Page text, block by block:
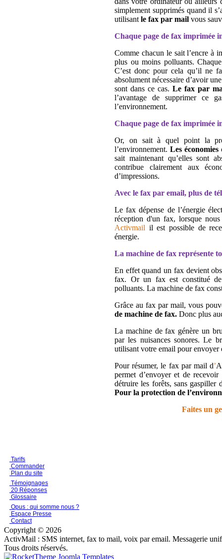
simplement supprimés quand il
utilisant le fax par mail vous
Chaque page de fax imprimée
Comme chacun le sait l’encre à
plus ou moins polluants.
C’est donc pour cela qu’il ne
absolument nécessaire d’avoir
sont dans ce cas. Le fax par
l’avantage de supprimer ce
l’environnement.
Chaque page de fax imprimée
Or, on sait à quel point la
l’environnement.Les
sait maintenant qu’elles sont
contribue clairement aux
d’impressions.
Avec le fax par email, plus de
Le fax dépense de l’énergie
réception d'un fax, lorsque
Activmail il est possible de
énergie.
La machine de fax représente
En effet quand un fax devient
fax. Or un fax est constitué de
polluants. La machine de fax
Grâce au fax par mail, vous
de machine de fax. Donc plus
La machine de fax génère un
par les nuisances sonores. Le
utilisant votre email pour envoyer
Pour résumer, le fax par mail d’
permet d’envoyer et de
détruire les forêts, sans gaspiller
Pour la protection de
Faites un
Tarifs
Commander
Plan du site
Témoignages
20 Réponses
Glossaire
Opus : qui somme nous ?
Espace Presse
Contact
Copyright © 2026
ActivMail : SMS internet, fax to mail, voix par email. Messagerie
Tous droits réservés.